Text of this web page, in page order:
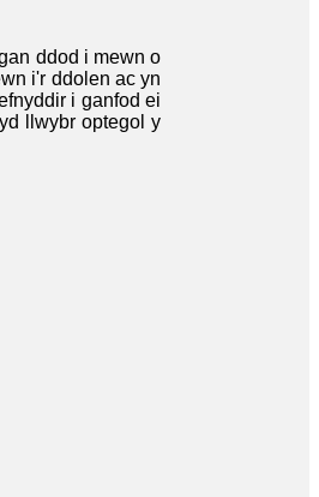
ddod i mewn o
i'r ddolen ac yn
i ganfod ei
llwybr optegol y